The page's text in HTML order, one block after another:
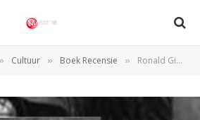
» Cultuur » Boek Recensie » Ronald Giphart – Blaudzun, in het spoor van een popicoon